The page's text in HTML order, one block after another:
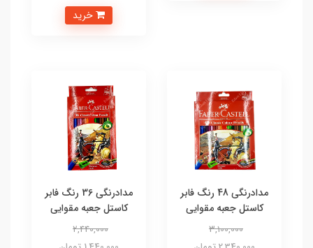
مدادرنگی 48 رنگ فابر
کاستل جعبه مقوایی
3,100,000
مدادرنگی 36 رنگ فابر
کاستل جعبه مقوایی
2,440,000